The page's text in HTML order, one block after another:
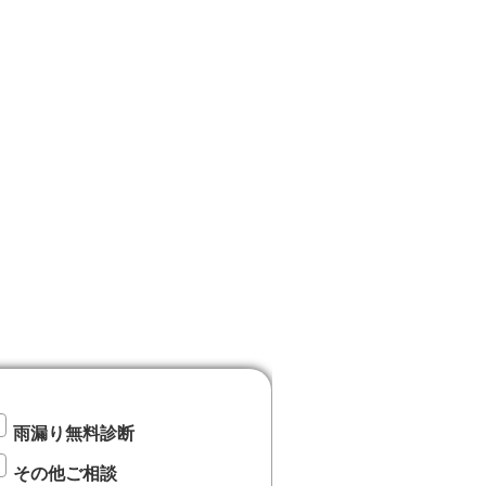
雨漏り無料診断
その他ご相談